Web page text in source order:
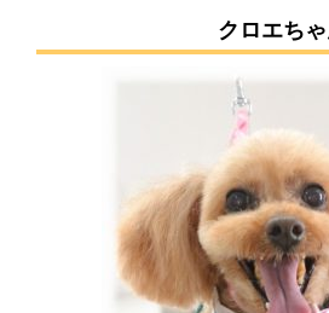
クロエち